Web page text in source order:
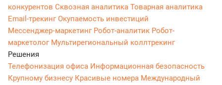
конкурентов Сквозная аналитика Товарная аналитика
Email-трекингОкупаемость инвестиций
Мессенджер‑маркетинг Робот-аналитик Робот-
маркетолог Мультирегиональный коллтрекинг
Решения
Телефонизация офиса Информационная безопасность
Крупному бизнесу Красивые номера Международный